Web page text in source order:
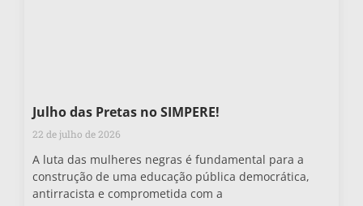
Julho das Pretas no SIMPERE!
22 de julho de 2026
A luta das mulheres negras é fundamental para a
construção de uma educação pública democrática,
antirracista e comprometida com a